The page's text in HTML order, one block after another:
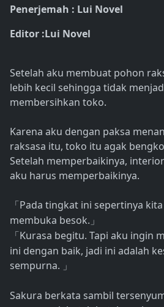
Penerjemah : Lui Novel
Editor :Lui Novel
Setelah aku membuat pohon
lebih kecil sehingga tidak
membersihkan toko.
Karena aku dengan paksa
raksasa itu, toko itu agak
Setelah memperbaikinya,
aku harus memperbaikinya.
「 Pada tingkat ini sepertinya
membuka besok. 」
「 Kurasa begitu. Tapi aku ingin
ini dengan baik, jadi ini adalah
sempurna.
」
Sakura berkata sambil